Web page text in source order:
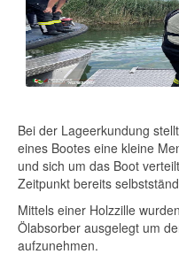
Bei der Lageerkundung
eines Bootes eine kleine
und sich um das Boot
Zeitpunkt bereits
Mittels einer Holzzille
Ölabsorber ausgelegt um
aufzunehmen.